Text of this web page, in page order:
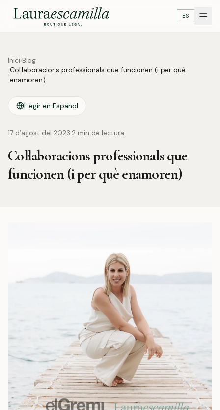
ES
Inici›Blog
›
Col·laboracions professionals que funcionen (i per què
enamoren)
Llegir en Español
17 d’agost del 2023·2 min de lectura
Col·laboracions professionals que
funcionen (i per què enamoren)